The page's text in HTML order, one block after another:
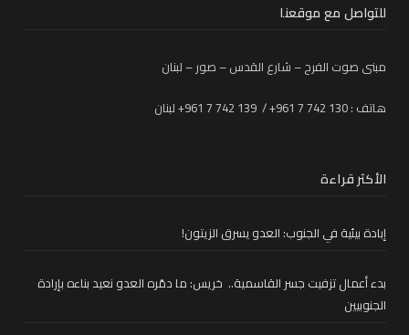
للتواصل مع موقعنا
مبنى صوت الفرح – شارع القدس – صور – لبنان
هاتف : 130 742 7 961+ / 139 742 7 961+ لبنان
الأكثر قراءة
إبادة بيئية في الجنوب: العدو يسرق الزيتون!
بدء أعمال تزفيت جسر القاسمية.. خريس: ما دمّره العدو نعيد بناءه بإرادة
الجنوبيين